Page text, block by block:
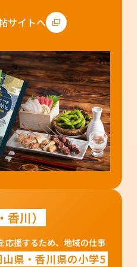
サイトへ
川）
応援するため、地域の仕事
山県・香川県の小学5